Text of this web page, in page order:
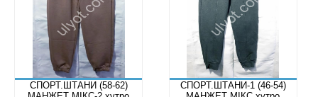
СПОРТ.ШТАНИ (58-62)
СПОРТ.ШТАНИ-1 (46-54)